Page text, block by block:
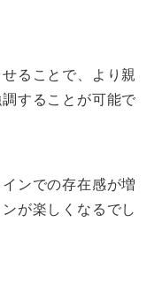
ることで、より親
することが可能で
ンでの存在感が増
が楽しくなるでし